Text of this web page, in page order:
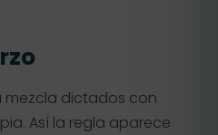
mezcla dictados con
Así la regla aparece